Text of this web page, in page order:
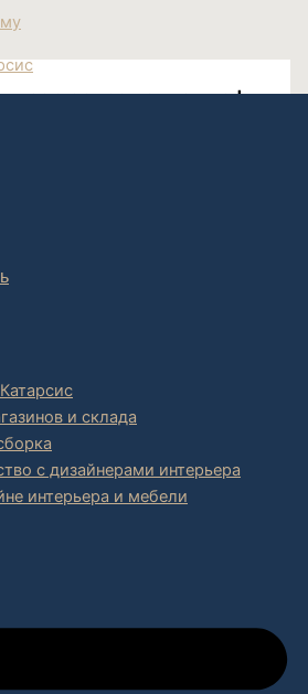
и склада
с дизайнерами интерьера
интерьера и мебели
современная лофт